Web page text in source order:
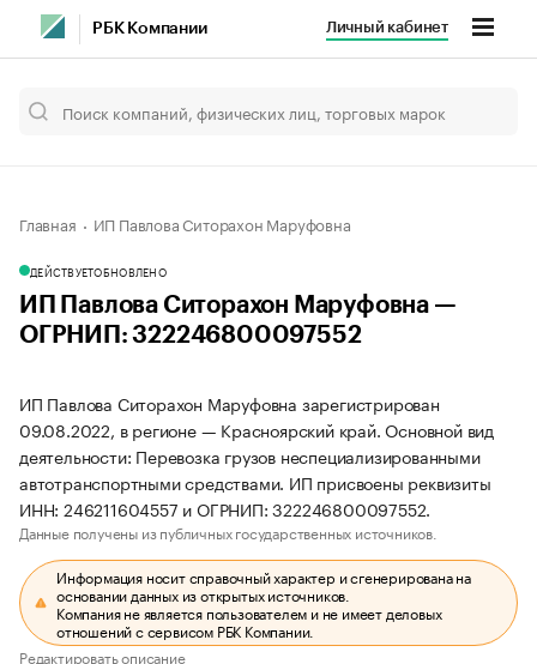
РБК Компании Личный кабинет
Главная ИП Павлова Ситорахон Маруфовна
ДЕЙСТВУЕТОБНОВЛЕНО
ИП Павлова Ситорахон Маруфовна —
ОГРНИП: 322246800097552
ИП Павлова Ситорахон Маруфовна зарегистрирован
09.08.2022, в регионе — Красноярский край. Основной вид
деятельности: Перевозка грузов неспециализированными
автотранспортными средствами. ИП присвоены реквизиты
ИНН: 246211604557 и ОГРНИП: 322246800097552.
Данные получены из публичных государственных источников.
Информация носит справочный характер и сгенерирована на
основании данных из открытых источников.
Компания не является пользователем и не имеет деловых
отношений с сервисом РБК Компании.
Редактировать описание